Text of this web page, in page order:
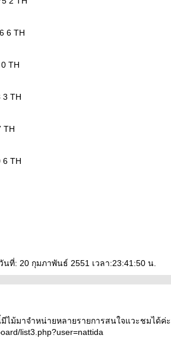
6 TH
TH
TH
TH
TH
ที่: 20 กุมภาพันธ์ 2551 เวลา:23:41:50 น.
ไม้มาจำหน่ายหลายรายการสนใจแวะชมได้ค่ะ
list3.php?user=nattida